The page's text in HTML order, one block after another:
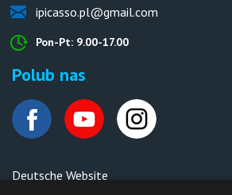
ipicasso.pl@gmail.com
Pon-Pt: 9.00-17.00
Polub nas
Deutsche Website